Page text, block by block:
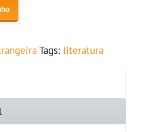
Tags: literatura